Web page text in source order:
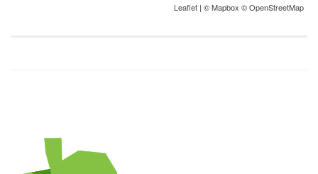
Leaflet | ©Mapbox ©OpenStreetMap